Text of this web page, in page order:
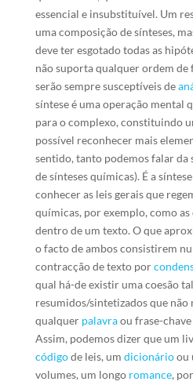
essencial e insubstituível. Um
uma composição de sínteses,
deve ter esgotado todas as
não suporta qualquer ordem de
serão sempre susceptíveis de
síntese é uma operação mental
para o complexo, constituindo
possível reconhecer mais
sentido, tanto podemos falar da
de sínteses químicas). É a
conhecer as leis gerais que
químicas, por exemplo, como
dentro de um texto. O que
o facto de ambos consistirem
contracção de texto por
qual há-de existir uma coesão
resumidos/sintetizados que
qualquer palavraou frase-
Assim, podemos dizer que um
códigode leis, um dicionárioou
volumes, um longo romance,